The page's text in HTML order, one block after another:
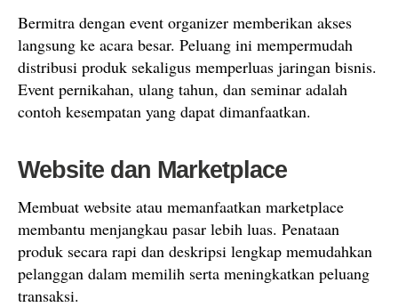
Bermitra dengan event organizer memberikan akses
langsung ke acara besar. Peluang ini mempermudah
distribusi produk sekaligus memperluas jaringan bisnis.
Event pernikahan, ulang tahun, dan seminar adalah
contoh kesempatan yang dapat dimanfaatkan.
Website dan Marketplace
Membuat website atau memanfaatkan marketplace
membantu menjangkau pasar lebih luas. Penataan
produk secara rapi dan deskripsi lengkap memudahkan
pelanggan dalam memilih serta meningkatkan peluang
transaksi.